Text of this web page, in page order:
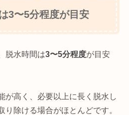
3〜5分程度が目安
脱水時間は3〜5分程度が目安
が高く、必要以上に長く脱水し
り除ける場合がほとんどです。